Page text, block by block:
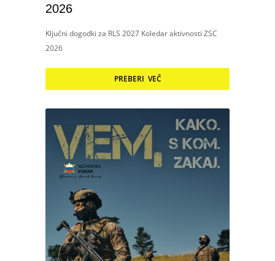
2026
Ključni dogodki za RLS 2027 Koledar aktivnosti ZSC
2026
PREBERI VEČ